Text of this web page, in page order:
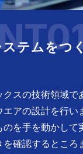
ステムをつ
クスの技術領域で
エアの設計を行い
のを手を動かして
を確認するところ